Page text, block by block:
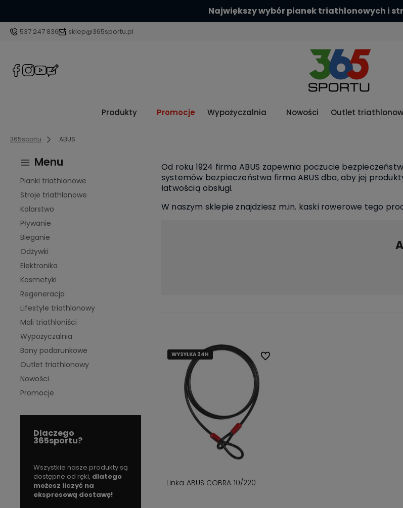
Największy wybór pianek triathlonowych i
537 247 836 sklep@365sportu.pl
Produkty Promocje Wypożyczalnia Nowości Outlet
365sportu ABUS
Menu
Pianki triathlonowe
Stroje triathlonowe
Kolarstwo
Pływanie
Bieganie
Odżywki
Elektronika
Kosmetyki
Regeneracja
Lifestyle triathlonowy
Mali triathloniści
Wypożyczalnia
Bony podarunkowe
Outlet triathlonowy
Nowości
Promocje
Dlaczego
365sportu?
Wszystkie nasze produkty są
dostępne od ręki, dlatego
możesz liczyć na
ekspresową dostawę!
149 zł!
więc znamy się na tym co
sprzedajemy. Dzięki temu
Od roku 1924 firma ABUS zapewnia poczucie
systemów bezpieczeństwa firma ABUS dba, aby jej
łatwością obsługi.
W naszym sklepie znajdziesz m.in. kaski rowerowe tego
WYSYŁKA 24H
WYSYŁKA 24H
Linka ABUS COBRA 10/220
Do ulubionych